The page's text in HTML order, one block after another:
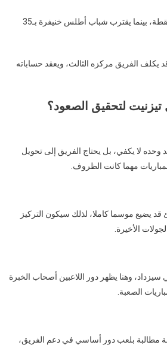
شباب أطلس خنيفرة
بـ35
يكلف الفريق مركزه الثالث، ويعقد حساباته
تيزنيت لتحقيق الصعود؟
وحده لا يكفي، بل يحتاج الفريق إلى تحويل
مهما كانت الظروف.
يضيع موسما كاملا، لذلك سيكون التركيز
الأخيرة.
وهنا يظهر دور اللاعبين أصحاب الخبرة
الصعبة.
مطالبة بلعب دور أساسي في دعم الفريق،